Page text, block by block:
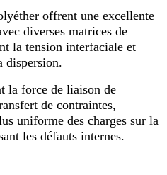
offrent une excellente
diverses matrices de
la tension interfaciale et
dispersion.
la force de liaison de
de contraintes,
uniforme des charges sur la
les défauts internes.